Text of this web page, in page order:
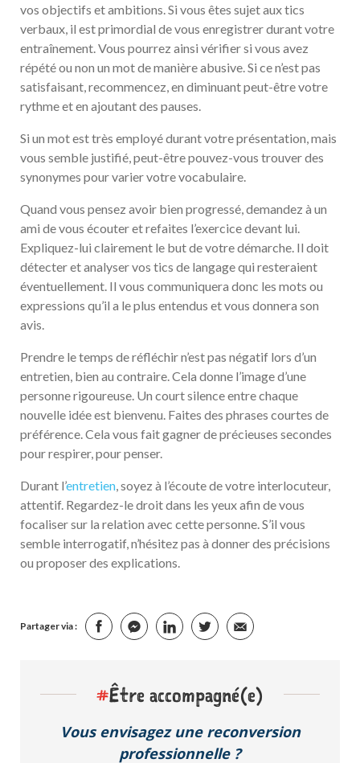
vos objectifs et ambitions. Si vous êtes sujet aux tics
verbaux, il est primordial de vous enregistrer durant votre
entraînement. Vous pourrez ainsi vérifier si vous avez
répété ou non un mot de manière abusive. Si ce n’est pas
satisfaisant, recommencez, en diminuant peut-être votre
rythme et en ajoutant des pauses.
Si un mot est très employé durant votre présentation, mais
vous semble justifié, peut-être pouvez-vous trouver des
synonymes pour varier votre vocabulaire.
Quand vous pensez avoir bien progressé, demandez à un
ami de vous écouter et refaites l’exercice devant lui.
Expliquez-lui clairement le but de votre démarche. Il doit
détecter et analyser vos tics de langage qui resteraient
éventuellement. Il vous communiquera donc les mots ou
expressions qu’il a le plus entendus et vous donnera son
avis.
Prendre le temps de réfléchir n’est pas négatif lors d’un
entretien, bien au contraire. Cela donne l’image d’une
personne rigoureuse. Un court silence entre chaque
nouvelle idée est bienvenu. Faites des phrases courtes de
préférence. Cela vous fait gagner de précieuses secondes
pour respirer, pour penser.
Durant l’entretien , soyez à l’écoute de votre interlocuteur,
attentif. Regardez-le droit dans les yeux afin de vous
focaliser sur la relation avec cette personne. S’il vous
semble interrogatif, n’hésitez pas à donner des précisions
ou proposer des explications.
Partager via :
#Être accompagné(e)
Vous envisagez une reconversion
professionnelle ?